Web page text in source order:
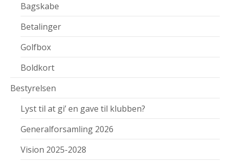
Bagskabe
Betalinger
Golfbox
Boldkort
Bestyrelsen
Lyst til at gi’ en gave til klubben?
Generalforsamling 2026
Vision 2025-2028